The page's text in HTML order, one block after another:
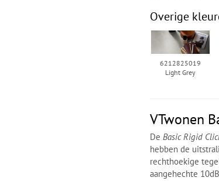
Overige
6212825019
Light Grey
VTwonen
DeBasic Rigid
hebben de
rechthoekige
aangehechte